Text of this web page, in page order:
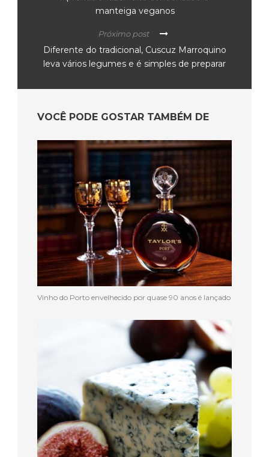
manteiga veganos
Próximo post
Diferente do tradicional, Cuscuz Marroquino
leva vários legumes e é simples de preparar
VOCÊ PODE GOSTAR TAMBÉM DE
Vinho do Porto envelhecido por quase 90 anos é lançado